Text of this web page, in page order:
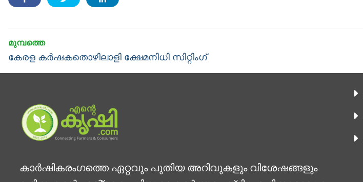
Post
navigation
Previous
കേരള കര്‍ഷകതൊഴിലാളി ക്ഷേമനിധി സിറ്റിംഗ്
കാര്‍ഷികരംഗത്തെ ഏറ്റവും പുതിയ അറിവുകളും വിശേഷങ്ങളും